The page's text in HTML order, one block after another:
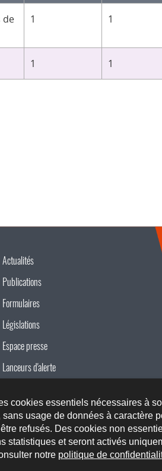
cookies essentiels nécessaires à
usage de données à caractère
refusés. Des cookies non
statistiques et seront activés
notre politique de
de
1 1
1 1
Actualités
Publications
Formulaires
Législations
Espace presse
Lanceurs d'alerte
Aspects légaux Protection des